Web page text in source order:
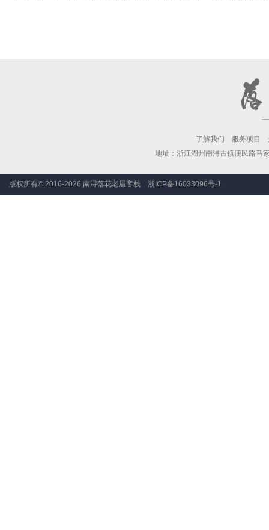
了解我们 服务项目
地址：浙江湖州南浔古镇便民路
版权所有© 2016-2026 南浔落花老屋客栈 浙ICP备16033096号-1